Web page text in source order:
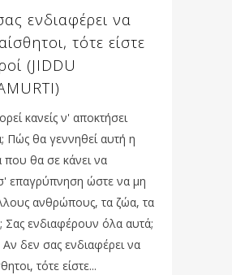
ενδιαφέρει να
τότε είστε
(JIDDU
κανείς ν' αποκτήσει
Πώς θα γεννηθεί αυτή η
που θα σε κάνει να
επαγρύπνηση ώστε να μη
ανθρώπους, τα ζώα, τα
Σας ενδιαφέρουν όλα αυτά;
δεν σας ενδιαφέρει να
τότε είστε...